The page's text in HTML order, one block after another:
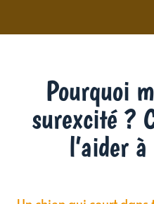
Pourquoi
surexcité ?
l’aider